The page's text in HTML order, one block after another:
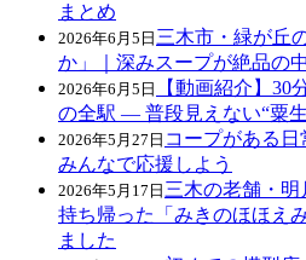
まとめ
2026年6月5日 三木市・緑が丘
か」｜深みスープが絶品の
2026年6月5日
【動画紹介】30
の全駅 ― 普段見えない“粟
2026年5月27日 コープがある
みんなで応援しよう
2026年5月17日 三木の老舗・明
持ち帰った「みきのほほえ
ました